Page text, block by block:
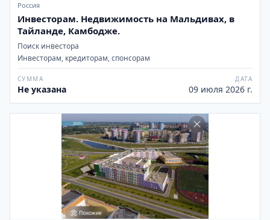
Россия
Инвесторам. Недвижимость на Мальдивах, в
Тайланде, Камбодже.
Поиск инвестора
Инвесторам, кредиторам, спонсорам
СУММА
Не указана
ДАТА
09 июля 2026 г.